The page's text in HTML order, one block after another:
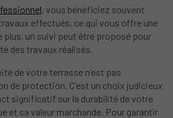
, vous bénéficiez souvent
effectués, ce qui vous offre une
plus, un suivi peut être proposé pour
des travaux réalisés.
de votre terrasse n'est pas
de protection. C'est un choix judicieux
significatif sur la durabilité de votre
et sa valeur marchande. Pour garantir